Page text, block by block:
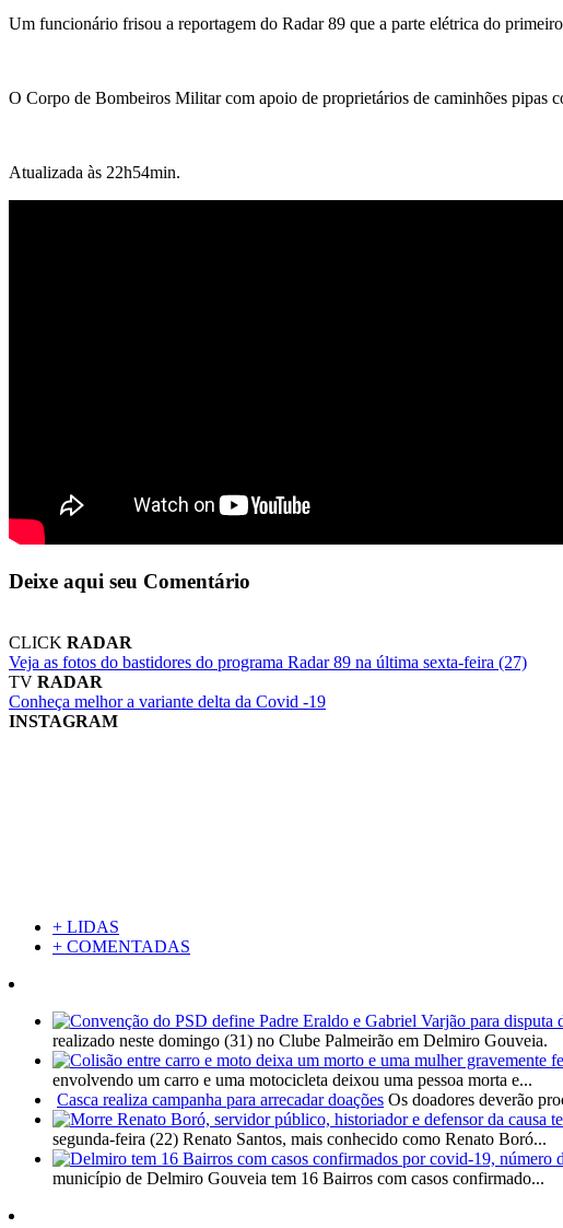
Um funcionário frisou a reportagem do Radar 89 que a parte elétrica do
O Corpo de Bombeiros Militar com apoio de proprietários de caminhões pipas
Atualizada às 22h54min.
Deixe aqui seu Comentário
CLICK RADAR
Veja as fotos do bastidores do programa Radar 89 na última sexta-feira (27)
TV RADAR
Conheça melhor a variante delta da Covid -19
INSTAGRAM
+ LIDAS
+ COMENTADAS
realizado neste domingo (31) no Clube Palmeirão em Delmiro Gouveia.
envolvendo um carro e uma motocicleta deixou uma pessoa morta e...
Casca realiza campanha para arrecadar doações Os doadores deverão
segunda-feira (22) Renato Santos, mais conhecido como Renato Boró...
município de Delmiro Gouveia tem 16 Bairros com casos confirmado...